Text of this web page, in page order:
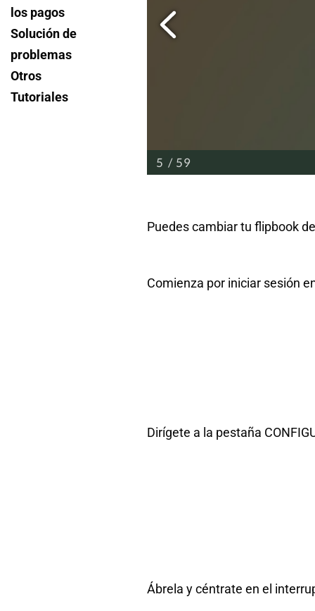
los pagos
Solución de
problemas
Otros
Tutoriales
Puedes cambiar tu flipbook
Comienza por iniciar sesión
Dirígete a la pestaña
Ábrela y céntrate en el